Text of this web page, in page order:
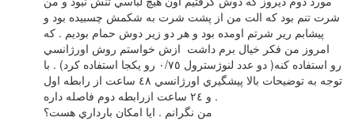
شرت تنم بود كه الت من از پشت شرت به شكمش چسبيده بود و
پيشابم رير شرتم اومده بود و هر دو زير دوش حمام بوديم . كه
امروز من فكر خيال برم داشت ازش خواستم روش اورژانسي
رو استفاده كنه( دو عدد لنوژسترول ٠/٧٥ رو يكجا استفاده كرد) . با
توجه به توضيحات بالا پيشگيري اورژانسي ٤٨ ساعت از رابطه اول
و ٢٤ ساعت ازرابطه دوم فاصله داره .
من نگرانم . ايا امكان بارداري هست؟